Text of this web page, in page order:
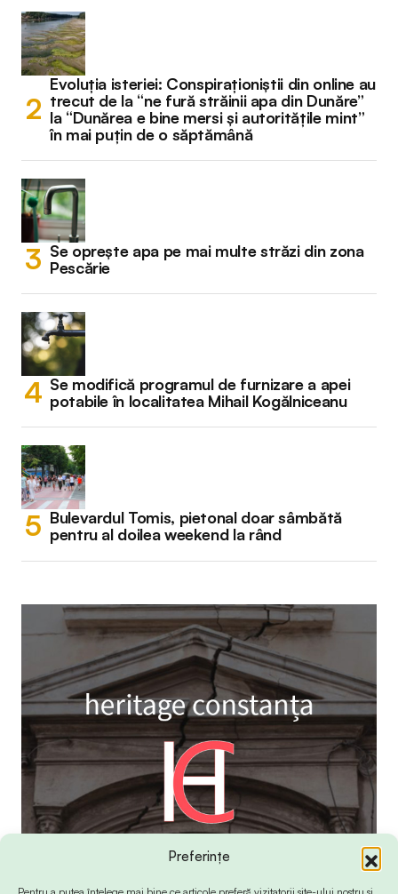
Preferințe
Evoluția isteriei: Conspiraționiștii din online au
trecut de la “ne fură străinii apa din Dunăre”
la “Dunărea e bine mersi și autoritățile mint”
în mai puțin de o săptămână
Se oprește apa pe mai multe străzi din zona
Pescărie
Se modifică programul de furnizare a apei
potabile în localitatea Mihail Kogălniceanu
Bulevardul Tomis, pietonal doar sâmbătă
pentru al doilea weekend la rând